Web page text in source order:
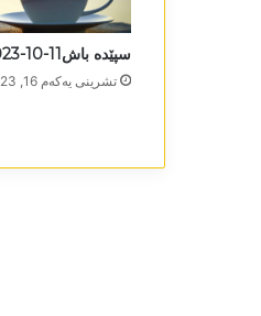
سپێدە باش11-10-2023
تشرینی یه‌كه‌م 16, 2023